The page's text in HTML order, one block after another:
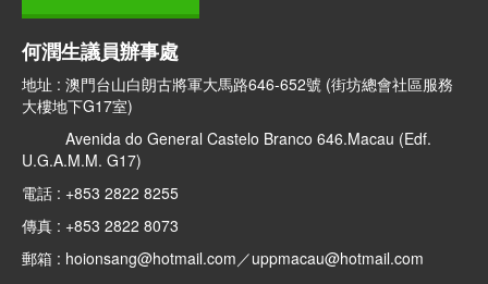
何潤生議員辦事處
地址 : 澳門台山白朗古將軍大馬路646-652號 (街坊總會社區服務
大樓地下G17室)
Avenida do General Castelo Branco 646.Macau (Edf.
U.G.A.M.M. G17)
電話 : +853 2822 8255
傳真 : +853 2822 8073
郵箱 : hoionsang@hotmail.com／uppmacau@hotmail.com